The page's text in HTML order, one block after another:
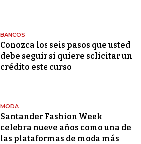
BANCOS
Conozca los seis pasos que usted
debe seguir si quiere solicitar un
crédito este curso
MODA
Santander Fashion Week
celebra nueve años como una de
las plataformas de moda más